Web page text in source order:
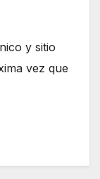
y sitio
vez que